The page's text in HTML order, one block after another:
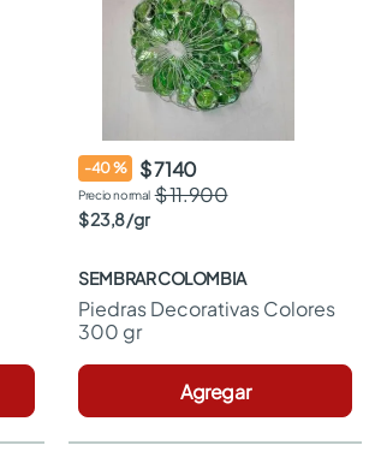
-40%
$ 7140
$ 11.900
$23,8/gr
SEMBRAR COLOMBIA
Piedras Decorativas Colores
300 gr
Agregar